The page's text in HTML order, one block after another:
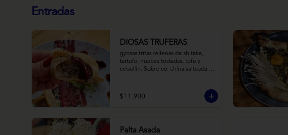
Entradas
DIOSAS TRUFERAS
gyosas fritas rellenas de shitake,
tartufo, nueces tostadas, tofu y
cebollín. Sobre col china salteada en
asiáticos
$11.900
Palta Asada